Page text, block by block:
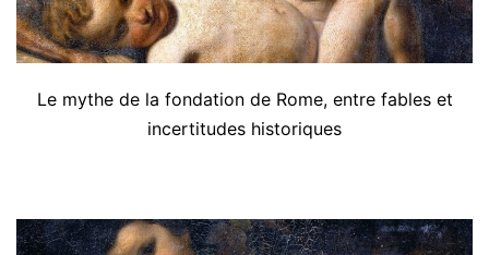
Le mythe de la fondation de Rome, entre fables et
incertitudes historiques